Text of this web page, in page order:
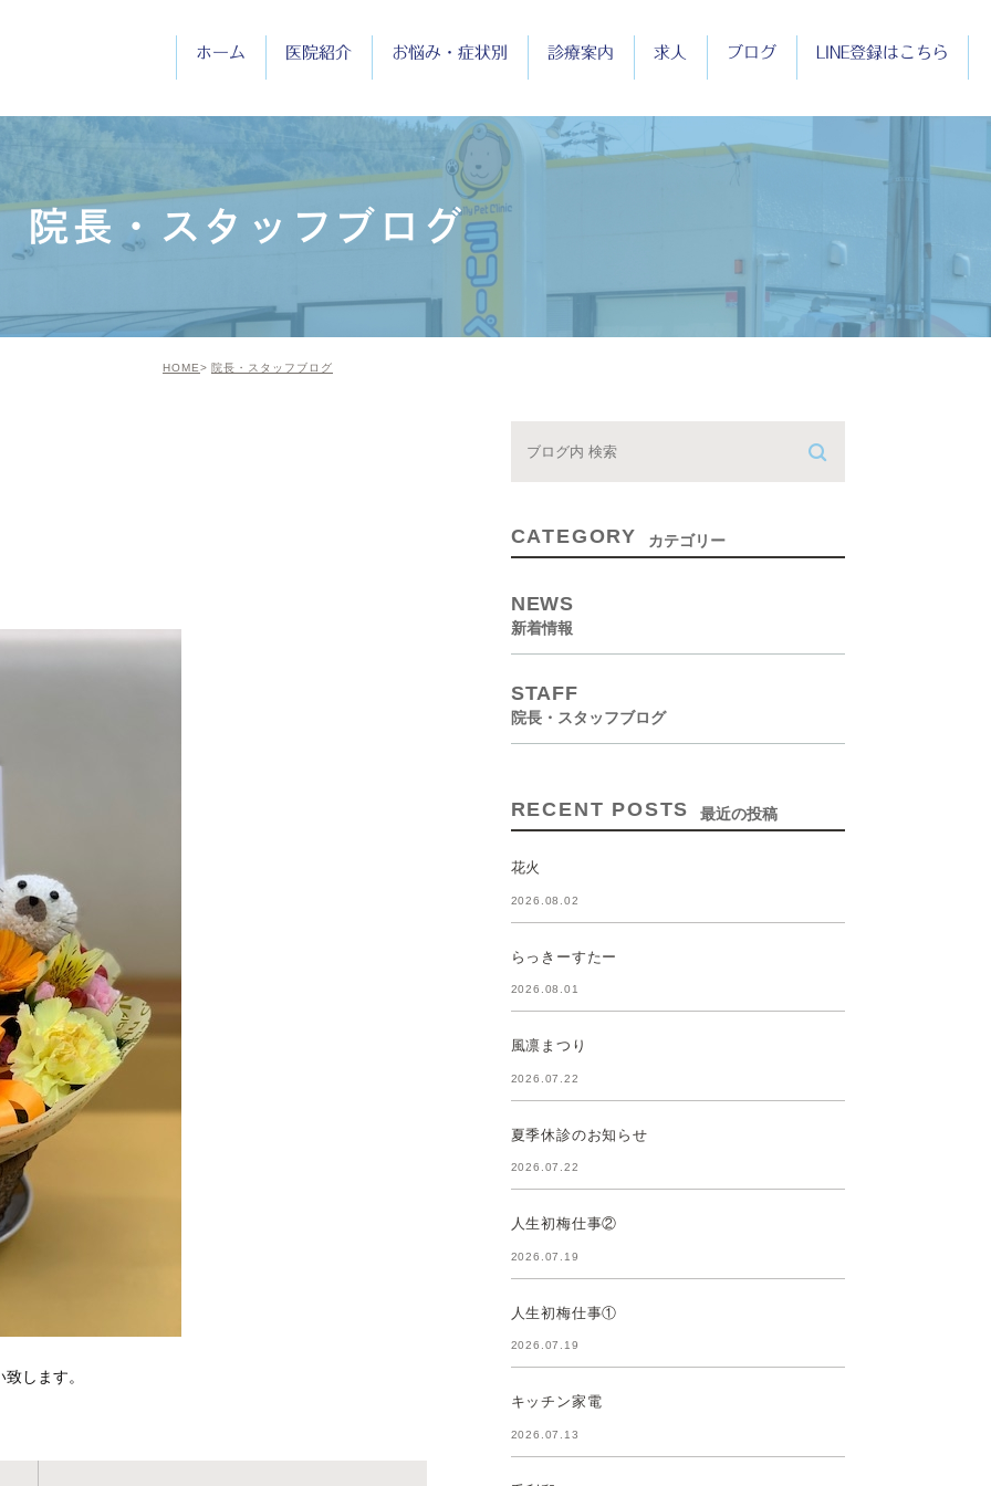
ホーム 医院紹介
院長紹介
診療時間
お悩み・症状別 診療案内 求人 ブログ LINE登録はこちら
院長・スタッフブログ
HOME 院長・スタッフブログ
します。
CATEGORY カテゴリー
NEWS
新着情報
STAFF
院長・スタッフブログ
RECENT POSTS 最近の投稿
花火
2026.08.02
らっきーすたー
2026.08.01
風凛まつり
2026.07.22
夏季休診のお知らせ
2026.07.22
人生初梅仕事②
2026.07.19
人生初梅仕事①
2026.07.19
キッチン家電
2026.07.13